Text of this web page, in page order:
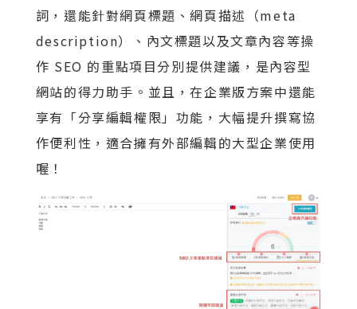
詞，還能針對網頁標題、網頁描述（meta
description）、內文標題以及文章內容等操
作 SEO 的重點項目分別提供建議，是內容型
網站的得力助手。並且，在企業版方案中還能
享有「分享編輯權限」功能，大幅提升撰寫協
作便利性，適合擁有外部編輯的大型企業使用
喔！